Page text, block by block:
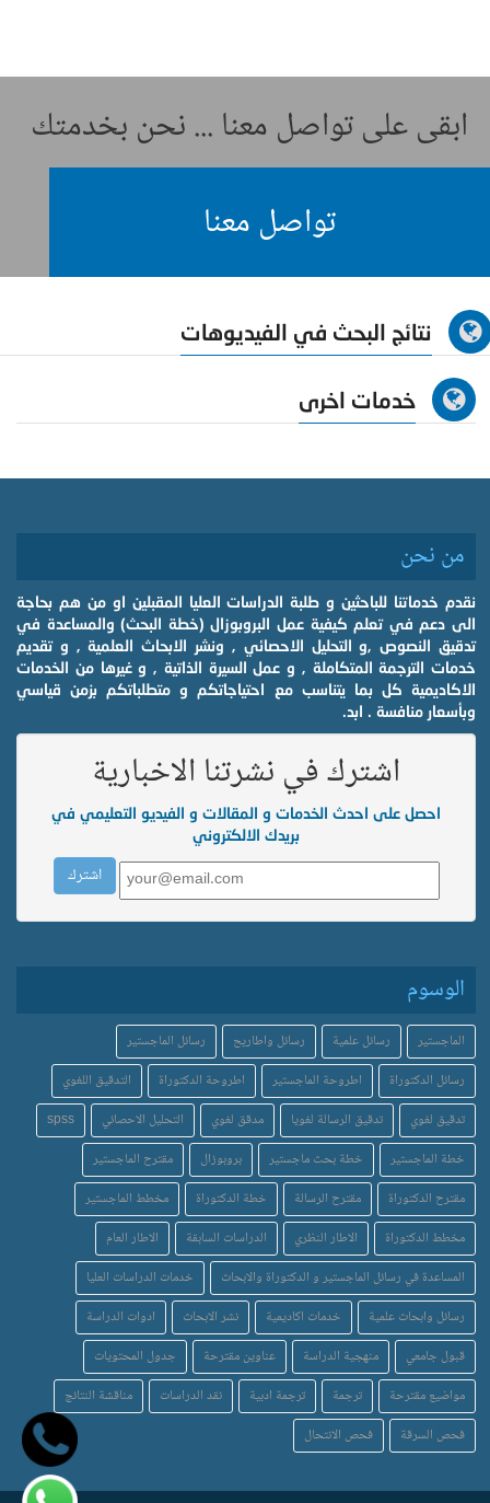
ابقى على تواصل معنا ... نحن بخدمتك
تواصل معنا
نتائج البحث في الفيديوهات
خدمات اخرى
من نحن
نقدم خدماتنا للباحثين و طلبة الدراسات العليا المقبلين او من هم بحاجة
الى دعم في تعلم كيفية عمل البروبوزال (خطة البحث) والمساعدة في
تدقيق النصوص ,و التحليل الاحصائي , ونشر الابحاث العلمية , و تقديم
خدمات الترجمة المتكاملة , و عمل السيرة الذاتية , و غيرها من الخدمات
الاكاديمية كل بما يتناسب مع احتياجاتكم و متطلباتكم بزمن قياسي
وبأسعار منافسة . ابد.
اشترك في نشرتنا الاخبارية
احصل على احدث الخدمات و المقالات و الفيديو التعليمي في
بريدك الالكتروني
الوسوم
الماجستير رسائل علمية رسائل واطاريح
رسائل الماجستير
رسائل الدكتوراة
اطروحة الماجستير اطروحة الدكتوراة
التدقيق اللغوي
تدقيق لغوي
تدقيق الرسالة لغويا مدقق لغوي التحليل الاحصائي
spss
خطة الماجستير
خطة بحث ماجستير بروبوزال
مقترح الماجستير
مقترح الدكتوراة
مقترح الرسالة خطة الدكتوراة
مخطط الماجستير
مخطط الدكتوراة
الاطار النظري الدراسات السابقة
الاطار العام
المساعدة في رسائل الماجستير و الدكتوراة والابحاث
خدمات الدراسات العليا
رسائل وابحاث علمية
خدمات اكاديمية نشر الابحاث
ادوات الدراسة
قبول جامعي
منهجية الدراسة عناوين مقترحة
جدول المحتويات
مواضيع مقترحة
ترجمة ترجمة ادبية نقد الدراسات
مناقشة النتائج
فحص السرقة
فحص الانتحال